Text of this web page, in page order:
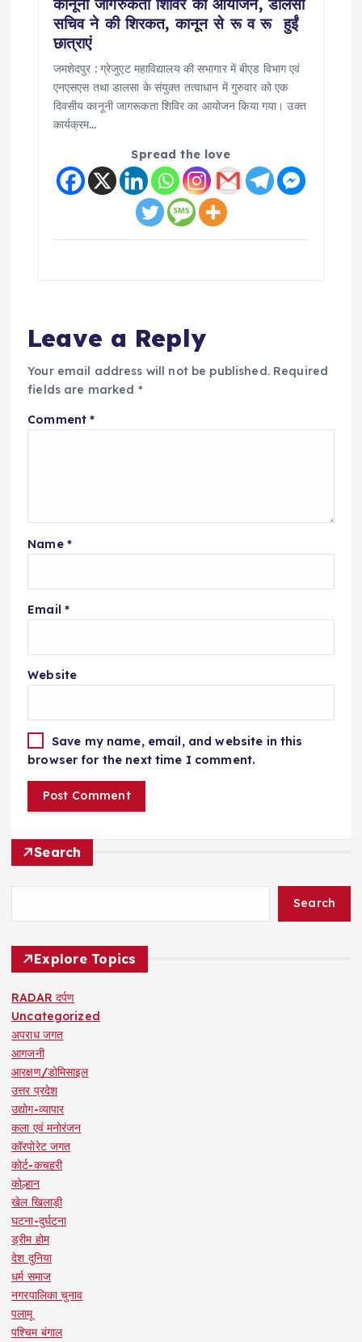
सचिव ने की शिरकत, कानून से रू व रू हुईं
छात्राएं
जमशेदपुर : ग्रेजुएट महाविद्यालय की सभागार में बीएड विभाग एवं
एनएसएस तथा डालसा के संयुक्त तत्वाधान में गुरुवार को एक
दिवसीय कानूनी जागरूकता शिविर का आयोजन किया गया। उक्त
कार्यक्रम…
Spread the love
Leave a Reply
Your email address will not be published. Required
fields are marked *
Comment*
Name *
Email *
Website
Save my name, email, and website in this
browser for the next time I comment.
Search
Search
Explore Topics
RADAR दर्पण
Uncategorized
अपराध जगत
आगजनी
आरक्षण/डोमिसाइल
उत्तर प्रदेश
उद्योग-व्यापार
कला एवं मनोरंजन
कॉरपोरेट जगत
कोर्ट-कचहरी
कोल्हान
खेल खिलाड़ी
घटना-दुर्घटना
ड्रीम होम
देश दुनिया
धर्म समाज
नगरपालिका चुनाव
पलामू
पश्चिम बंगाल